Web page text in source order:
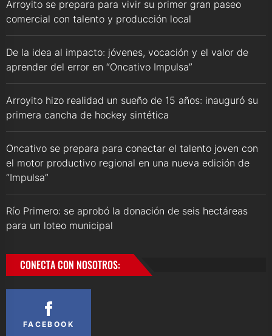
Arroyito se prepara para vivir su primer gran paseo
comercial con talento y producción local
De la idea al impacto: jóvenes, vocación y el valor de
aprender del error en “Oncativo Impulsa”
Arroyito hizo realidad un sueño de 15 años: inauguró su
primera cancha de hockey sintética
Oncativo se prepara para conectar el talento joven con
el motor productivo regional en una nueva edición de
“Impulsa”
Río Primero: se aprobó la donación de seis hectáreas
para un loteo municipal
CONECTA CON NOSOTROS:
FACEBOOK